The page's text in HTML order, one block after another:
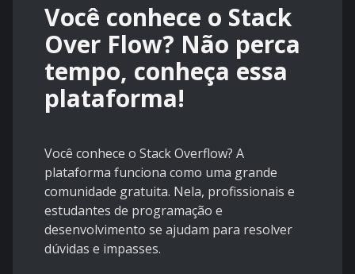
Você conhece o Stack
Over Flow? Não perca
tempo, conheça essa
plataforma!
Você conhece o Stack Overflow? A
plataforma funciona como uma grande
comunidade gratuita. Nela, profissionais e
estudantes de programação e
desenvolvimento se ajudam para resolver
dúvidas e impasses.